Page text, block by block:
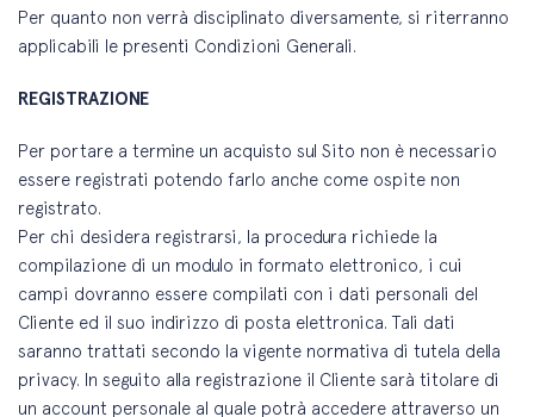
Per quanto non verrà disciplinato diversamente, si riterranno
applicabili le presenti Condizioni Generali.
REGISTRAZIONE
Per portare a termine un acquisto sul Sito non è necessario
essere registrati potendo farlo anche come ospite non
registrato.
Per chi desidera registrarsi, la procedura richiede la
compilazione di un modulo in formato elettronico, i cui
campi dovranno essere compilati con i dati personali del
Cliente ed il suo indirizzo di posta elettronica. Tali dati
saranno trattati secondo la vigente normativa di tutela della
privacy. In seguito alla registrazione il Cliente sarà titolare di
un account personale al quale potrà accedere attraverso un